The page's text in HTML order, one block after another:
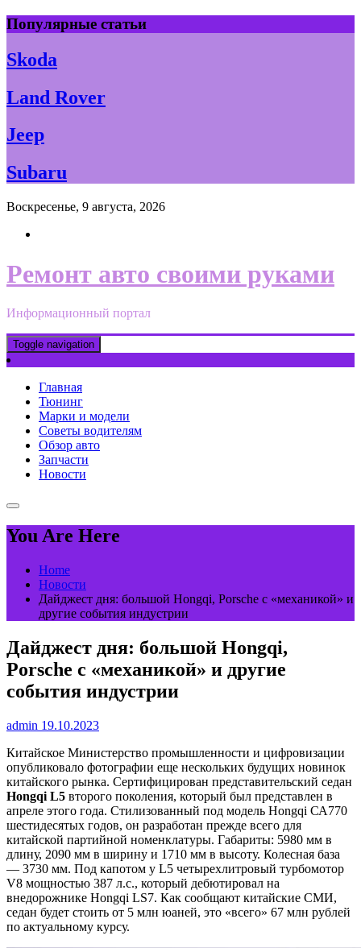
Skip
to
content
Популярные статьи
Skoda
Land Rover
Jeep
Subaru
Воскресенье, 9 августа, 2026
Ремонт авто своими руками
Информационный портал
Toggle navigation
Главная
Тюнинг
Марки и модели
Советы водителям
Обзор авто
Запчасти
Новости
You Are Here
Home
Новости
Дайджест дня: большой Hongqi, Porsche с «механикой» и
другие события индустрии
Дайджест дня: большой Hongqi,
Porsche с «механикой» и другие
события индустрии
admin 19.10.2023
Китайское Министерство промышленности и цифровизации
опубликовало фотографии еще нескольких будущих новинок
китайского рынка. Сертифицирован представительский седан
Hongqi L5 второго поколения, который был представлен в
апреле этого года. Стилизованный под модель Hongqi СА770
шестидесятых годов, он разработан прежде всего для
китайской партийной номенклатуры. Габариты: 5980 мм в
длину, 2090 мм в ширину и 1710 мм в высоту. Колесная база
— 3730 мм. Под капотом у L5 четырехлитровый турбомотор
V8 мощностью 387 л.с., который дебютировал на
внедорожнике Hongqi LS7. Как сообщают китайские СМИ,
седан будет стоить от 5 млн юаней, это «всего» 67 млн рублей
по актуальному курсу.